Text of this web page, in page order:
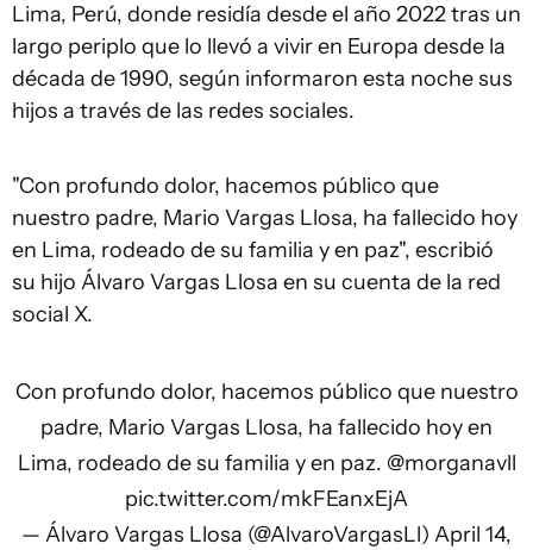
Lima, Perú, donde residía desde el año 2022 tras un
largo periplo que lo llevó a vivir en Europa desde la
década de 1990, según informaron esta noche sus
hijos a través de las redes sociales.
"Con profundo dolor, hacemos público que
nuestro padre, Mario Vargas Llosa, ha fallecido hoy
en Lima, rodeado de su familia y en paz", escribió
su hijo Álvaro Vargas Llosa en su cuenta de la red
social X.
Con profundo dolor, hacemos público que nuestro
padre, Mario Vargas Llosa, ha fallecido hoy en
Lima, rodeado de su familia y en paz. @morganavll
pic.twitter.com/mkFEanxEjA
— Álvaro Vargas Llosa (@AlvaroVargasLl) April 14,